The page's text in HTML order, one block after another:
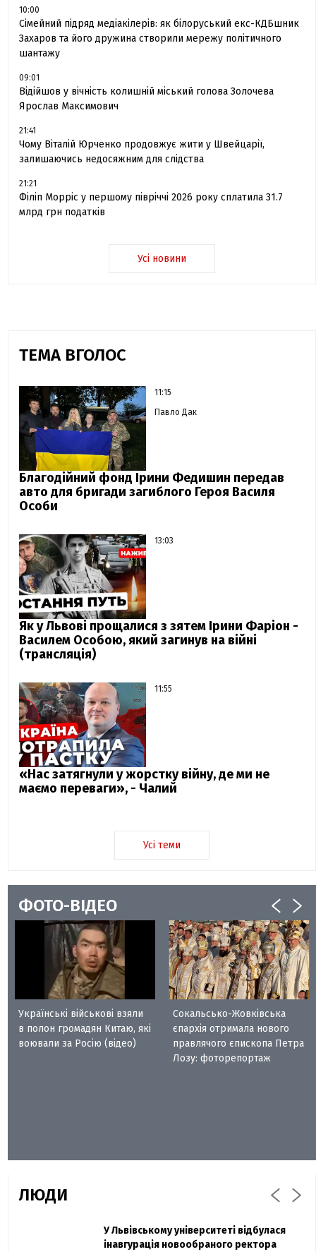
10:00
Сімейний підряд медіакілерів: як білоруський екс-КДБшник
Захаров та його дружина створили мережу політичного
шантажу
09:01
Відійшов у вічність колишній міський голова Золочева
Ярослав Максимович
21:41
Чому Віталій Юрченко продовжує жити у Швейцарії,
залишаючись недосяжним для слідства
21:21
Філіп Морріс у першому півріччі 2026 року сплатила 31.7
млрд грн податків
Усі новини
ТЕМА ВГОЛОС
11:15
Павло Дак
Благодійний фонд Ірини Федишин передав
авто для бригади загиблого Героя Василя
Особи
13:03
Як у Львові прощалися з зятем Ірини Фаріон -
Василем Особою, який загинув на війні
(трансляція)
11:55
«Нас затягнули у жорстку війну, де ми не
маємо переваги», - Чалий
Усі теми
ФОТО-ВІДЕО
Українські військові взяли
в полон громадян Китаю, які
воювали за Росію (відео)
Сокальсько-Жовківська
єпархія отримала нового
правлячого єпископа Петра
Лозу: фоторепортаж
ЛЮДИ
Павло Дак
Захисник "Азовсталі" Діанов вдруге
одружився та показав фото з весілля
У Львівському університеті відбулася
інавгурація новообраного ректора